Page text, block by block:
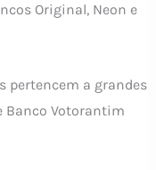
Original, Neon e
pertencem a grandes
Banco Votorantim